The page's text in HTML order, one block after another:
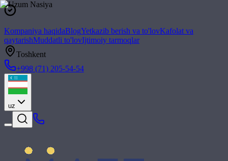
Kompaniya haqidaBlogYetkazib berish va to'lovKafolat va
qaytarishMuddatli to'lovIjtimoiy tarmoqlar
Toshkent
+998 (71) 205-54-54
uz